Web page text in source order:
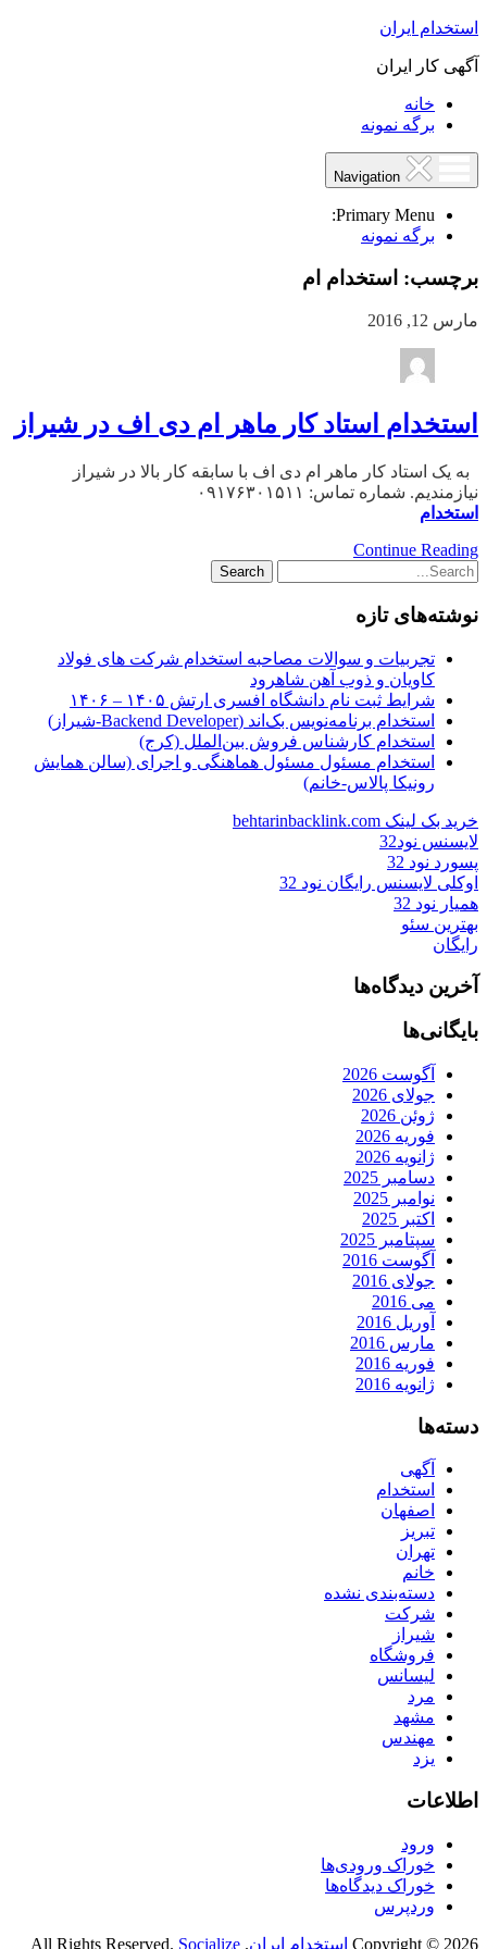
استخدام ایران
آگهی کار ایران
خانه
برگه نمونه
Primary Menu:
برگه نمونه
برچسب: استخدام ام
مارس 12, 2016
استخدام استاد کار ماهر ام دی اف در شیراز
به یک استاد کار ماهر ام دی اف با سابقه کار بالا در شیراز
نیازمندیم. شماره تماس: ۰۹۱۷۶۳۰۱۵۱۱
استخدام
Continue Reading
نوشته‌های تازه
تجربیات و سوالات مصاحبه استخدام شرکت های فولاد
کاویان و ذوب آهن شاهرود
شرایط ثبت نام دانشگاه افسری ارتش ۱۴۰۵ – ۱۴۰۶
استخدام برنامه‌نویس بک‌اند (Backend Developer-شیراز)
استخدام کارشناس فروش بین‌الملل (کرج)
استخدام مسئول مسئول هماهنگی و اجرای (سالن همایش
رونیکا پالاس-خانم)
خرید بک لینک behtarinbacklink.com
لایسنس نود32
پسورد نود 32
اوکلی لایسنس رایگان نود 32
همیار نود 32
بهترین سئو
رایگان
آخرین دیدگاه‌ها
بایگانی‌ها
آگوست 2026
جولای 2026
ژوئن 2026
فوریه 2026
ژانویه 2026
دسامبر 2025
نوامبر 2025
اکتبر 2025
سپتامبر 2025
آگوست 2016
جولای 2016
می 2016
آوریل 2016
مارس 2016
فوریه 2016
ژانویه 2016
دسته‌ها
آگهی
استخدام
اصفهان
تبریز
تهران
خانم
دسته‌بندی نشده
شرکت
شیراز
فروشگاه
لیسانس
مرد
مشهد
مهندس
یزد
اطلاعات
ورود
خوراک ورودی‌ها
خوراک دیدگاه‌ها
وردپرس
Copyright © 2026 استخدام ایران. All Rights Reserved.
Socialize